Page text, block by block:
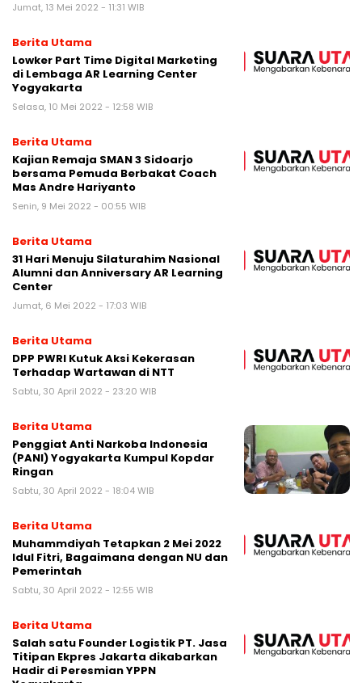
Jumat, 13 Mei 2022 - 11:31 WIB
Berita Utama
Lowker Part Time Digital Marketing
di Lembaga AR Learning Center
Yogyakarta
Selasa, 10 Mei 2022 - 12:58 WIB
Berita Utama
Kajian Remaja SMAN 3 Sidoarjo
bersama Pemuda Berbakat Coach
Mas Andre Hariyanto
Senin, 9 Mei 2022 - 00:55 WIB
Berita Utama
31 Hari Menuju Silaturahim Nasional
Alumni dan Anniversary AR Learning
Center
Jumat, 6 Mei 2022 - 17:03 WIB
Berita Utama
DPP PWRI Kutuk Aksi Kekerasan
Terhadap Wartawan di NTT
Sabtu, 30 April 2022 - 23:20 WIB
Berita Utama
Penggiat Anti Narkoba Indonesia
(PANI) Yogyakarta Kumpul Kopdar
Ringan
Sabtu, 30 April 2022 - 18:04 WIB
Berita Utama
Muhammdiyah Tetapkan 2 Mei 2022
Idul Fitri, Bagaimana dengan NU dan
Pemerintah
Sabtu, 30 April 2022 - 12:55 WIB
Berita Utama
Salah satu Founder Logistik PT. Jasa
Titipan Ekpres Jakarta dikabarkan
Hadir di Peresmian YPPN